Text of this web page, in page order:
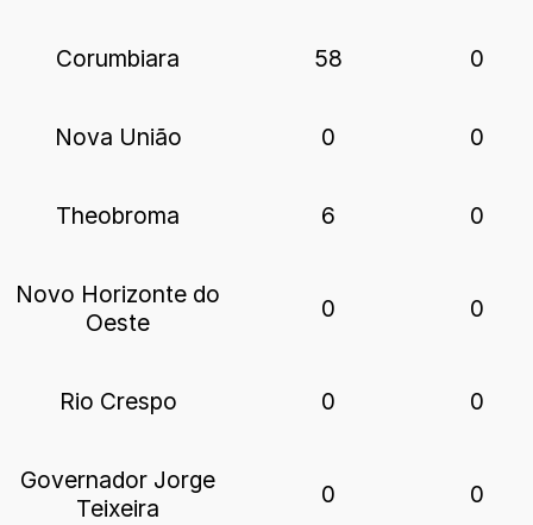
Corumbiara 58 0
Nova União 0 0
Theobroma 6 0
Novo Horizonte do
Oeste
0 0
Rio Crespo 0 0
Governador Jorge
Teixeira
0 0